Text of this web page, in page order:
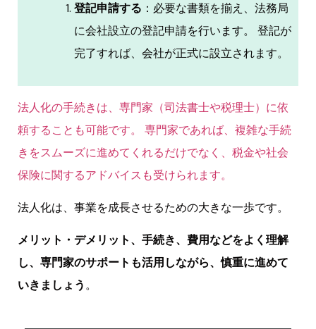
登記申請する ：必要な書類を揃え、法務局
に会社設立の登記申請を行います。 登記が
完了すれば、会社が正式に設立されます。
法人化の手続きは、専門家（司法書士や税理士）に依
頼することも可能です。 専門家であれば、複雑な手続
きをスムーズに進めてくれるだけでなく、税金や社会
保険に関するアドバイスも受けられます。
法人化は、事業を成長させるための大きな一歩です。
メリット・デメリット、手続き、費用などをよく理解
し、専門家のサポートも活用しながら、慎重に進めて
いきましょう。